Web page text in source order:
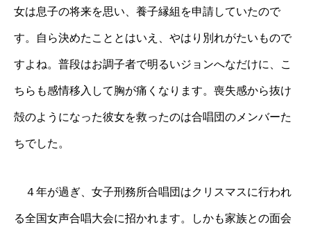
女は息子の将来を思い、養子縁組を申請していたので
す。自ら決めたこととはいえ、やはり別れがたいもので
すよね。普段はお調子者で明るいジョンへなだけに、こ
ちらも感情移入して胸が痛くなります。喪失感から抜け
殻のようになった彼女を救ったのは合唱団のメンバーた
ちでした。
４年が過ぎ、女子刑務所合唱団はクリスマスに行われ
る全国女声合唱大会に招かれます。しかも家族との面会